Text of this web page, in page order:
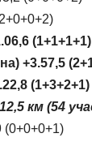
(1+1+1+1)
+3.57,5
(1+3+2+1)
км (54
(0+0+0+1)